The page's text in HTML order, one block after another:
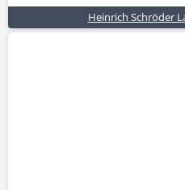
Heinrich Schröder